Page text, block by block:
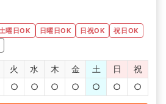
曜日OK 日曜日OK 日祝OK
祝日OK
火 水 木 金 土 日
祝
○ ○ ○ ○ ○ ○ ○